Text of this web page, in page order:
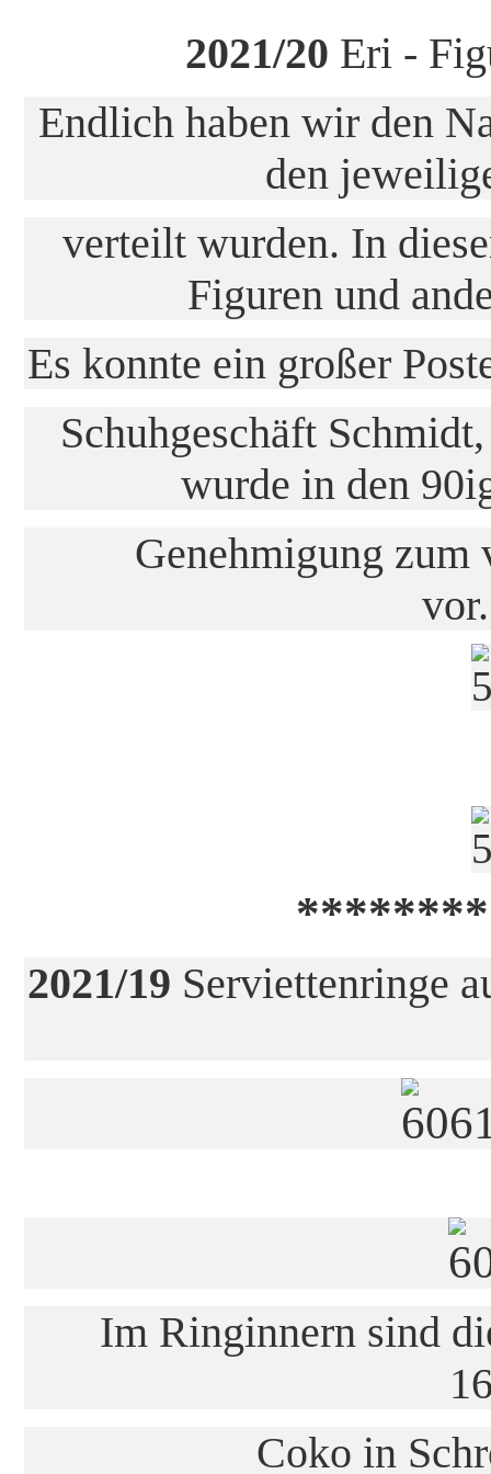
2021/20 Eri -
Endlich haben wir den
den
verteilt wurden. In
Figuren und
Es konnte ein großer
Schuhgeschäft
wurde in den
Genehmigung zum
2021/19 Serviettenringe
Im Ringinnern sind
Coko in